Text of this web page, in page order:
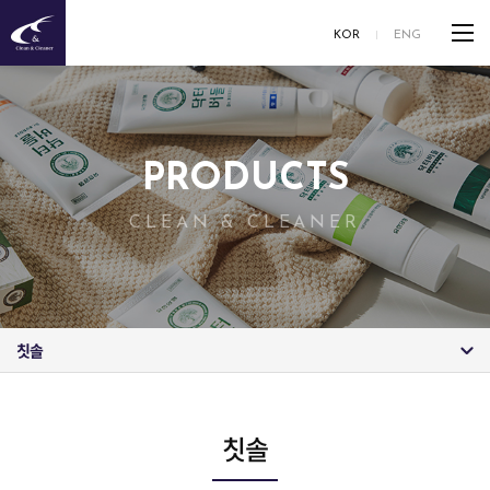
KOR ENG
PRODUCTS
CLEAN & CLEANER
칫솔
칫솔